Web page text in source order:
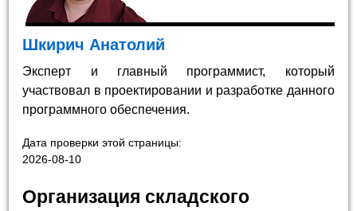
Шкирич Анатолий
Эксперт и главный программист, который
участвовал в проектировании и разработке данного
программного обеспечения.
Дата проверки этой страницы:
2026-08-10
Организация складского